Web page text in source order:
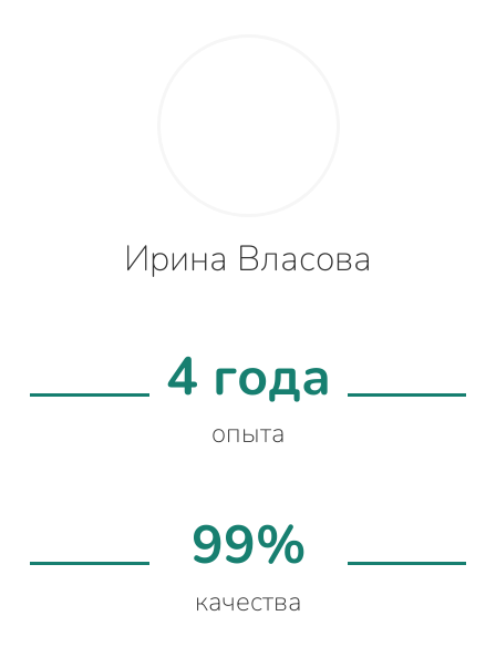
Ирина Власова
4 года
опыта
99%
качества